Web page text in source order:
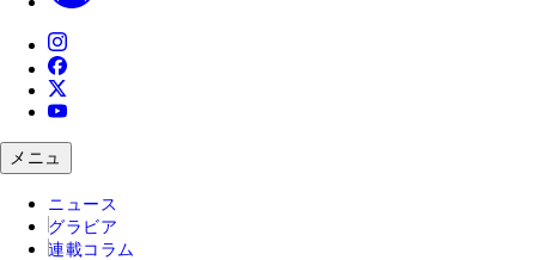
メニュ
ニュース
グラビア
連載コラム